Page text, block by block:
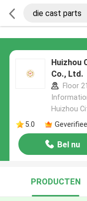
Huizhou
Co., Ltd.
Floor
Huizhou
5.0
Bel nu
PRODUCTEN